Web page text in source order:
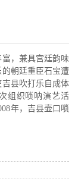
，兼具宫廷韵味
朝廷重臣石宝遭
县吹打乐自成体
组织唢呐演艺活
年，吉县壶口唢